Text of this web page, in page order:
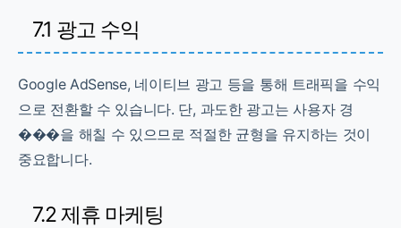
7.1 광고 수익
Google AdSense, 네이티브 광고 등을 통해 트래픽을 수익
으로 전환할 수 있습니다. 단, 과도한 광고는 사용자 경
���을 해칠 수 있으므로 적절한 균형을 유지하는 것이
중요합니다.
7.2 제휴 마케팅